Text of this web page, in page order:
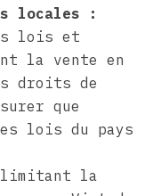
locales :
lois et
la vente en
droits de
que
lois du pays
limitant la